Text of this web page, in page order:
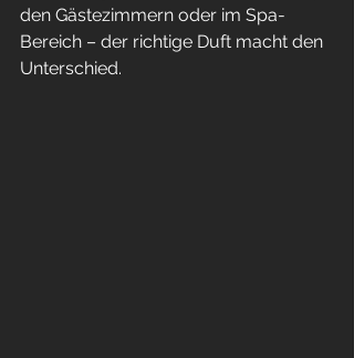
den Gästezimmern oder im Spa-
Bereich – der richtige Duft macht den
Unterschied.